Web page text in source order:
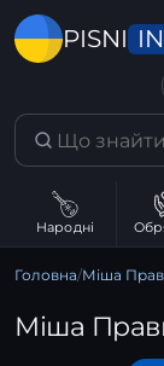
PISNI
Народні
Головна/Міша
Міша